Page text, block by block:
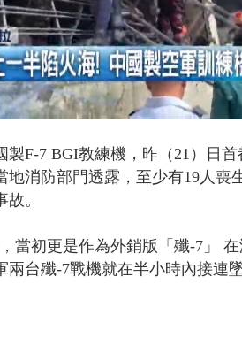
Loaded
:
51.19%
製F-7 BGI教練機，昨（21）日
地消防部門透露，至少有19人
。
當初更是作為外銷版「殲-7」
兩台殲-7戰機就在半小時內接連墜